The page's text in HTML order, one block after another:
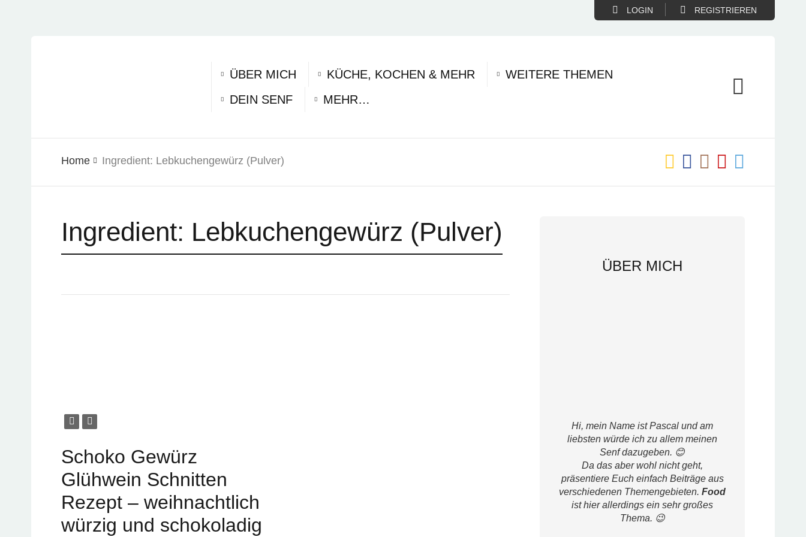
LOGIN REGISTRIEREN
ÜBER MICH KÜCHE, KOCHEN & MEHR
WEITERE THEMEN
DEIN SENF
MEHR…
Home Ingredient: Lebkuchengewürz (Pulver)
Ingredient: Lebkuchengewürz (Pulver)
Schoko Gewürz
Glühwein Schnitten
Rezept – weihnachtlich
würzig und schokoladig
ÜBER MICH
Hi, mein Name ist Pascal und am
liebsten würde ich zu allem meinen
Senf dazugeben. 😊
Da das aber wohl nicht geht,
präsentiere Euch einfach Beiträge aus
verschiedenen Themengebieten. Food
ist hier allerdings ein sehr großes
Thema. 😉